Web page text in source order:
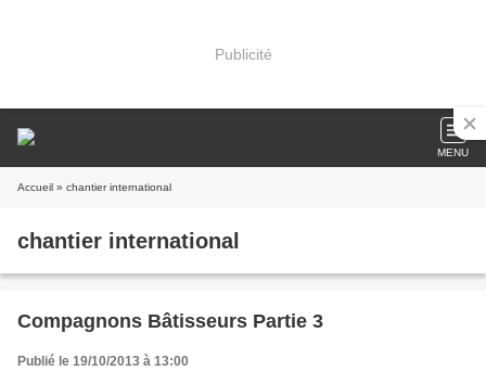
Publicité
MENU
Accueil » chantier international
chantier international
Compagnons Bâtisseurs Partie 3
Publié le 19/10/2013 à 13:00